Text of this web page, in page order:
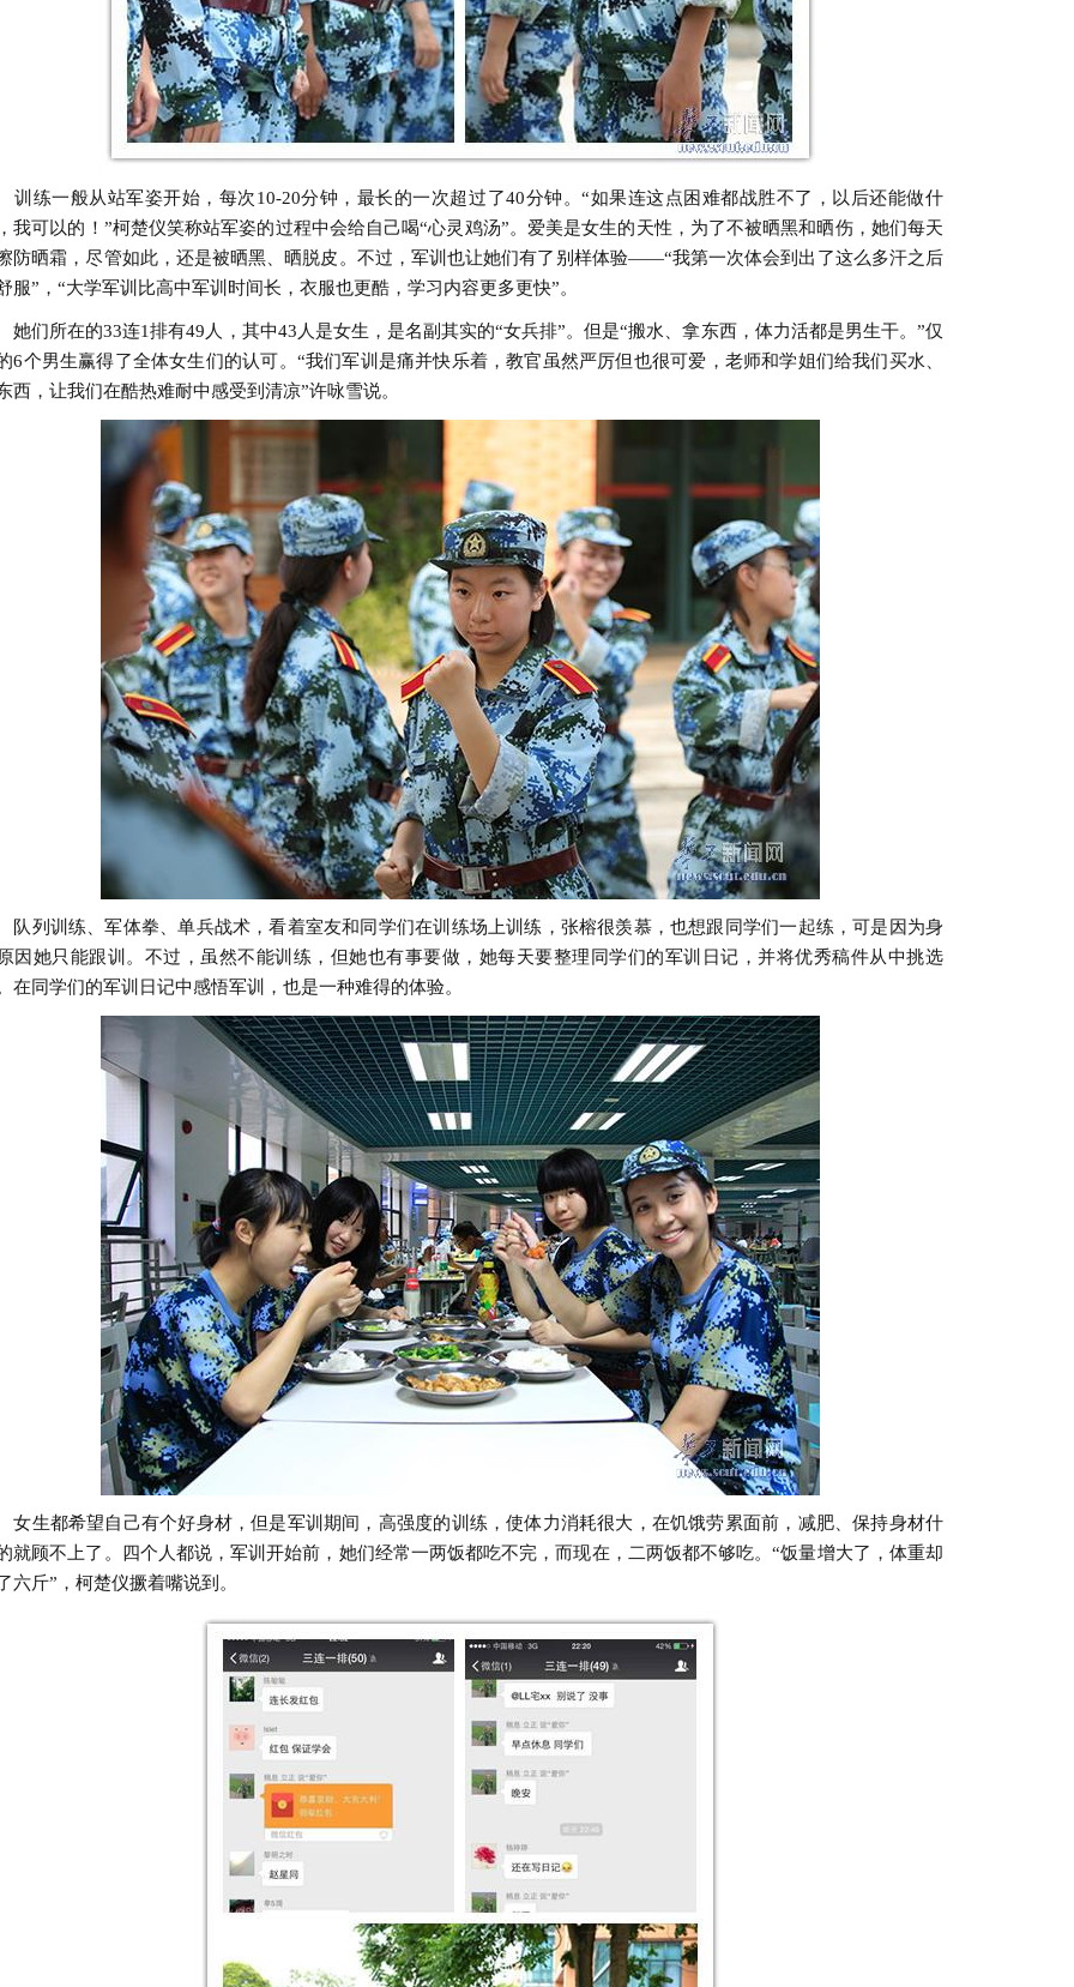
一般从站军姿开始，每次10-20分钟，最长的一次超过了40分钟。“如果连这点困难都战胜不了，以后还能做什
我可以的！”柯楚仪笑称站军姿的过程中会给自己喝“心灵鸡汤”。爱美是女生的天性，为了不被晒黑和晒伤，她们每天
防晒霜，尽管如此，还是被晒黑、晒脱皮。不过，军训也让她们有了别样体验——“我第一次体会到出了这么多汗之后
服”，“大学军训比高中军训时间长，衣服也更酷，学习内容更多更快”。
所在的33连1排有49人，其中43人是女生，是名副其实的“女兵排”。但是“搬水、拿东西，体力活都是男生干。”仅
6个男生赢得了全体女生们的认可。“我们军训是痛并快乐着，教官虽然严厉但也很可爱，老师和学姐们给我们买水、
西，让我们在酷热难耐中感受到清凉”许咏雪说。
训练、军体拳、单兵战术，看着室友和同学们在训练场上训练，张榕很羡慕，也想跟同学们一起练，可是因为身
因她只能跟训。不过，虽然不能训练，但她也有事要做，她每天要整理同学们的军训日记，并将优秀稿件从中挑选
在同学们的军训日记中感悟军训，也是一种难得的体验。
都希望自己有个好身材，但是军训期间，高强度的训练，使体力消耗很大，在饥饿劳累面前，减肥、保持身材什
就顾不上了。四个人都说，军训开始前，她们经常一两饭都吃不完，而现在，二两饭都不够吃。“饭量增大了，体重却
六斤”，柯楚仪撅着嘴说到。